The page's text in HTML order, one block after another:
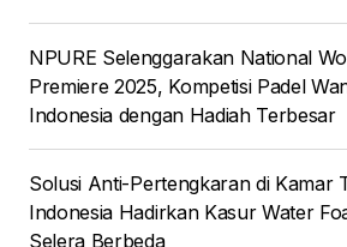
NPURE Selenggarakan National
Premiere 2025, Kompetisi Padel
Indonesia dengan Hadiah Terbesar
Solusi Anti-Pertengkaran di Kamar
Indonesia Hadirkan Kasur Water
Selera Berbeda